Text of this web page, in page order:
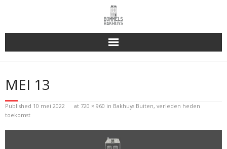
Bakhuys Buiten, verleden heden toekomst
Reserveren & Bestellen
Bommels Buiten
MEI 13
Published 10 mei 2022 at 720 × 960 in Bakhuys Buiten, verleden heden
toekomst